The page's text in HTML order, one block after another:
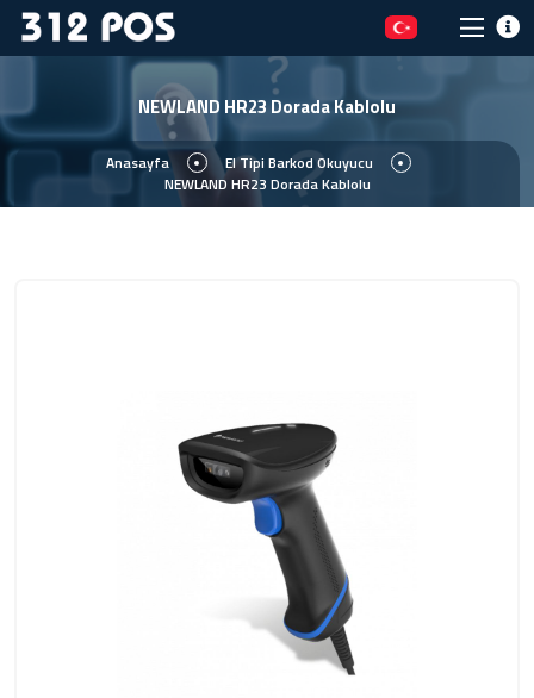
NEWLAND HR23 Dorada Kablolu
Anasayfa
El Tipi Barkod Okuyucu
NEWLAND HR23 Dorada Kablolu